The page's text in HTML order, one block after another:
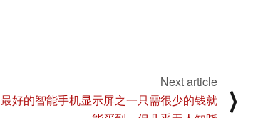
Next article
最好的智能手机显示屏之一只需很少的钱就
⟩